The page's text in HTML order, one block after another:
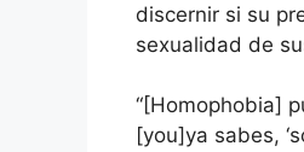
discernir si su
sexualidad de
“[Homophobia]
[you]ya sabes,